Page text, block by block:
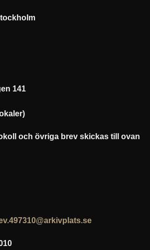
141
och övriga brev skickas till ovan